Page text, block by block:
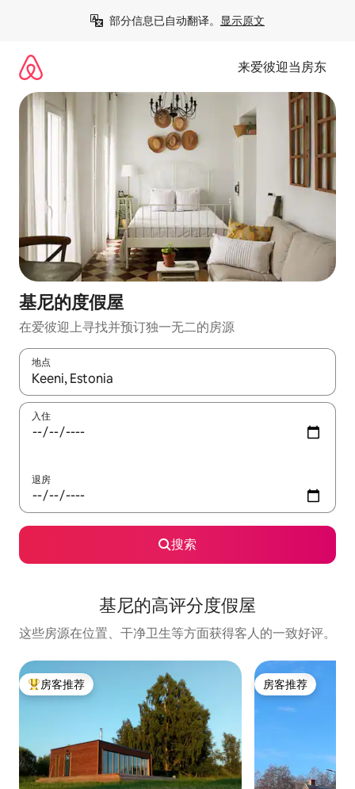
部分信息已自动翻译。 显示原文
来爱彼迎当房东
基尼的度假屋
在爱彼迎上寻找并预订独一无二的房源
地点
如有搜索结果，请使用上下方向键查看，或通过点击或滑动手势
入住
退房
搜索
基尼的高评分度假屋
这些房源在位置、干净卫生等方面获得客人的一致好评。
热门「房客推荐」
房客推荐 房客推荐
房客推荐